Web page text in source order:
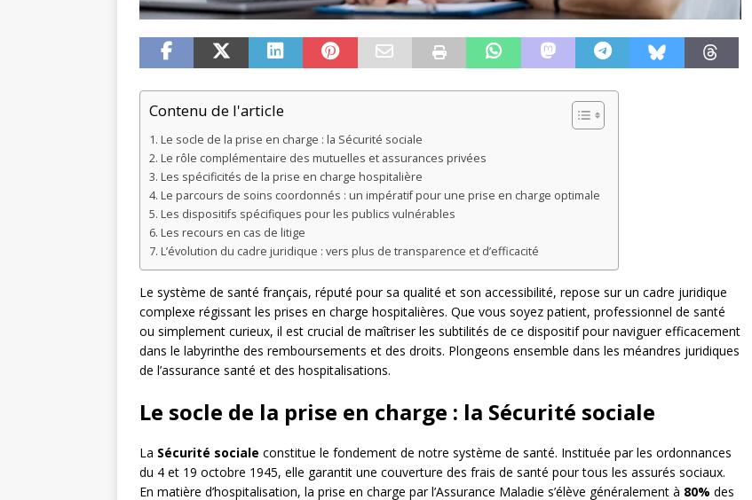
Contenu de l'article
Le socle de la prise en charge : la Sécurité sociale
Le rôle complémentaire des mutuelles et assurances privées
Les spécificités de la prise en charge hospitalière
Le parcours de soins coordonnés : un impératif pour une prise en charge optimale
Les dispositifs spécifiques pour les publics vulnérables
Les recours en cas de litige
L’évolution du cadre juridique : vers plus de transparence et d’efficacité
Le système de santé français, réputé pour sa qualité et son accessibilité, repose sur un cadre juridique
complexe régissant les prises en charge hospitalières. Que vous soyez patient, professionnel de santé
ou simplement curieux, il est crucial de maîtriser les subtilités de ce dispositif pour naviguer efficacement
dans le labyrinthe des remboursements et des droits. Plongeons ensemble dans les méandres juridiques
de l’assurance santé et des hospitalisations.
Le socle de la prise en charge : la Sécurité sociale
La Sécurité sociale constitue le fondement de notre système de santé. Instituée par les ordonnances
du 4 et 19 octobre 1945, elle garantit une couverture des frais de santé pour tous les assurés sociaux.
En matière d’hospitalisation, la prise en charge par l’Assurance Maladie s’élève généralement à 80% des